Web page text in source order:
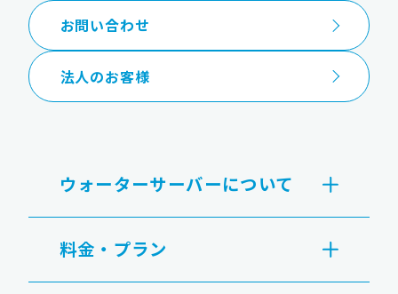
お問い合わせ
法人のお客様
ウォーターサーバーについて
料金・プラン